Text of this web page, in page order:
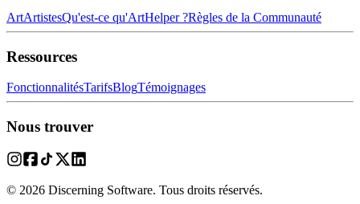
ArtArtistesQu'est-ce qu'ArtHelper ?Règles de la Communauté
Ressources
FonctionnalitésTarifsBlogTémoignages
Nous trouver
© 2026 Discerning Software. Tous droits réservés.